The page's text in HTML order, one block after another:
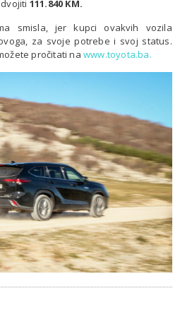
111.840 KM.
smisla, jer kupci ovakvih vozila
za svoje potrebe i svoj status.
pročitati na www.toyota.ba.